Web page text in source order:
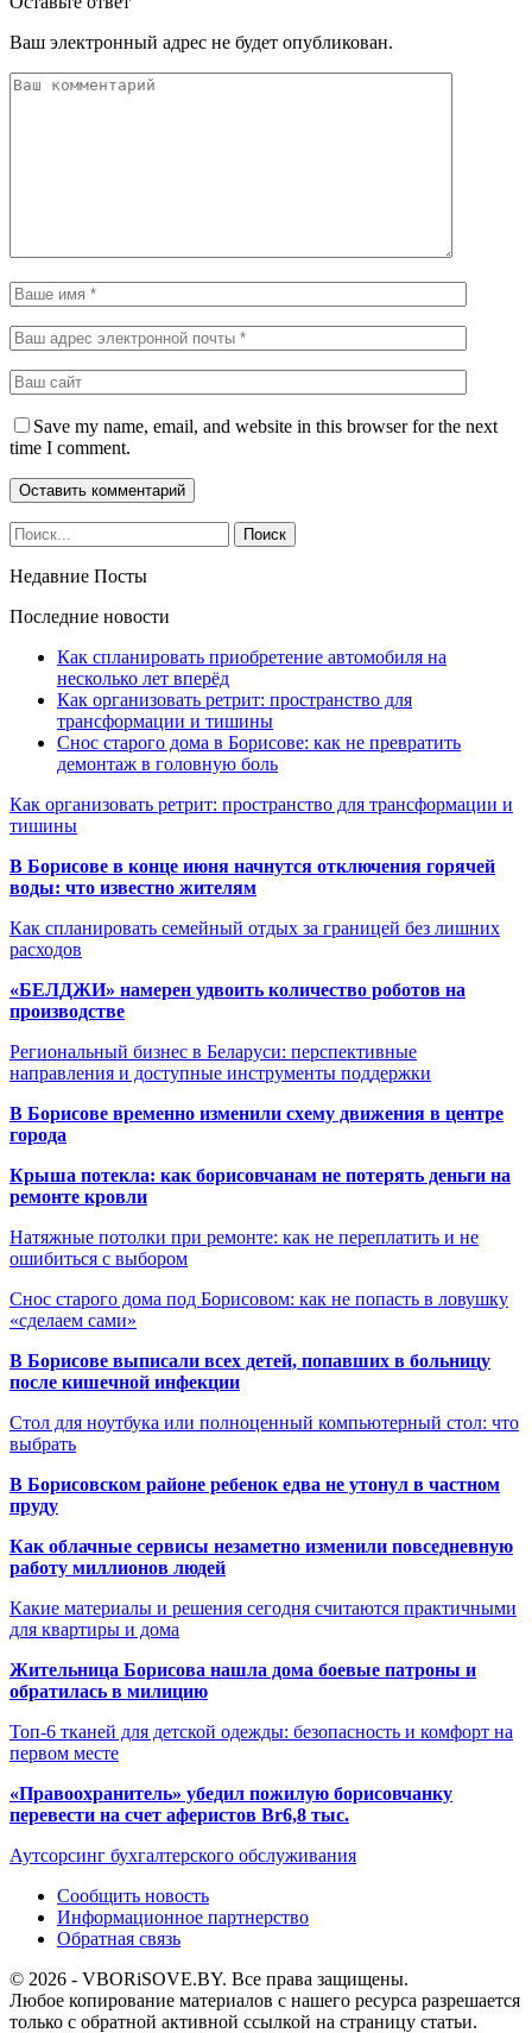
Ваш электронный адрес не будет опубликован.
Save my name, email, and website in this browser for the next
time I comment.
Недавние Посты
Последние новости
Как спланировать приобретение автомобиля на
несколько лет вперёд
Как организовать ретрит: пространство для
трансформации и тишины
Снос старого дома в Борисове: как не превратить
демонтаж в головную боль
Как организовать ретрит: пространство для трансформации и
тишины
В Борисове в конце июня начнутся отключения горячей
воды: что известно жителям
Как спланировать семейный отдых за границей без лишних
расходов
«БЕЛДЖИ» намерен удвоить количество роботов на
производстве
Региональный бизнес в Беларуси: перспективные
направления и доступные инструменты поддержки
В Борисове временно изменили схему движения в центре
города
Крыша потекла: как борисовчанам не потерять деньги на
ремонте кровли
Натяжные потолки при ремонте: как не переплатить и не
ошибиться с выбором
Снос старого дома под Борисовом: как не попасть в ловушку
«сделаем сами»
В Борисове выписали всех детей, попавших в больницу
после кишечной инфекции
Стол для ноутбука или полноценный компьютерный стол: что
выбрать
В Борисовском районе ребенок едва не утонул в частном
пруду
Как облачные сервисы незаметно изменили повседневную
работу миллионов людей
Какие материалы и решения сегодня считаются практичными
для квартиры и дома
Жительница Борисова нашла дома боевые патроны и
обратилась в милицию
Топ-6 тканей для детской одежды: безопасность и комфорт на
первом месте
«Правоохранитель» убедил пожилую борисовчанку
перевести на счет аферистов Br6,8 тыс.
Аутсорсинг бухгалтерского обслуживания
Сообщить новость
Информационное партнерство
Обратная связь
© 2026 - VBORiSOVE.BY. Все права защищены.
Любое копирование материалов с нашего ресурса разрешается
только с обратной активной ссылкой на страницу статьи.